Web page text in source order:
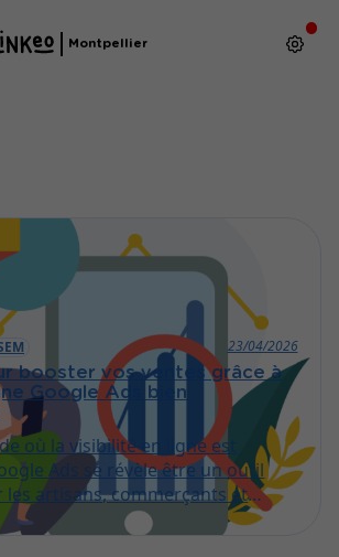
Montpellier
23/04/2026
booster vos ventes grâce à
Google Ads bien
où la visibilité en ligne est
Ads se révèle être un outil
les artisans, commerçants et
PME. Cet article vous présente
à considérer pour optimiser